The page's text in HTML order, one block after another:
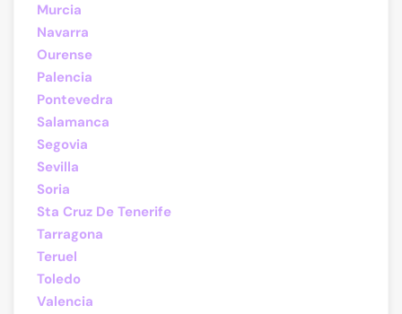
Murcia
Navarra
Ourense
Palencia
Pontevedra
Salamanca
Segovia
Sevilla
Soria
Sta Cruz De Tenerife
Tarragona
Teruel
Toledo
Valencia